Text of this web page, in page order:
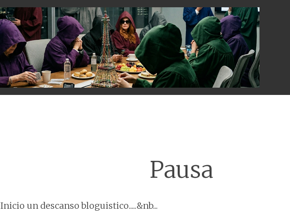
Pausa
Inicio un descanso bloguistico.....&nb...